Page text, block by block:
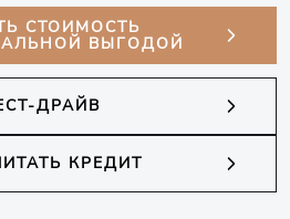
СТОИМОСТЬ
ВЫГОДОЙ
ДРАЙВ
КРЕДИТ